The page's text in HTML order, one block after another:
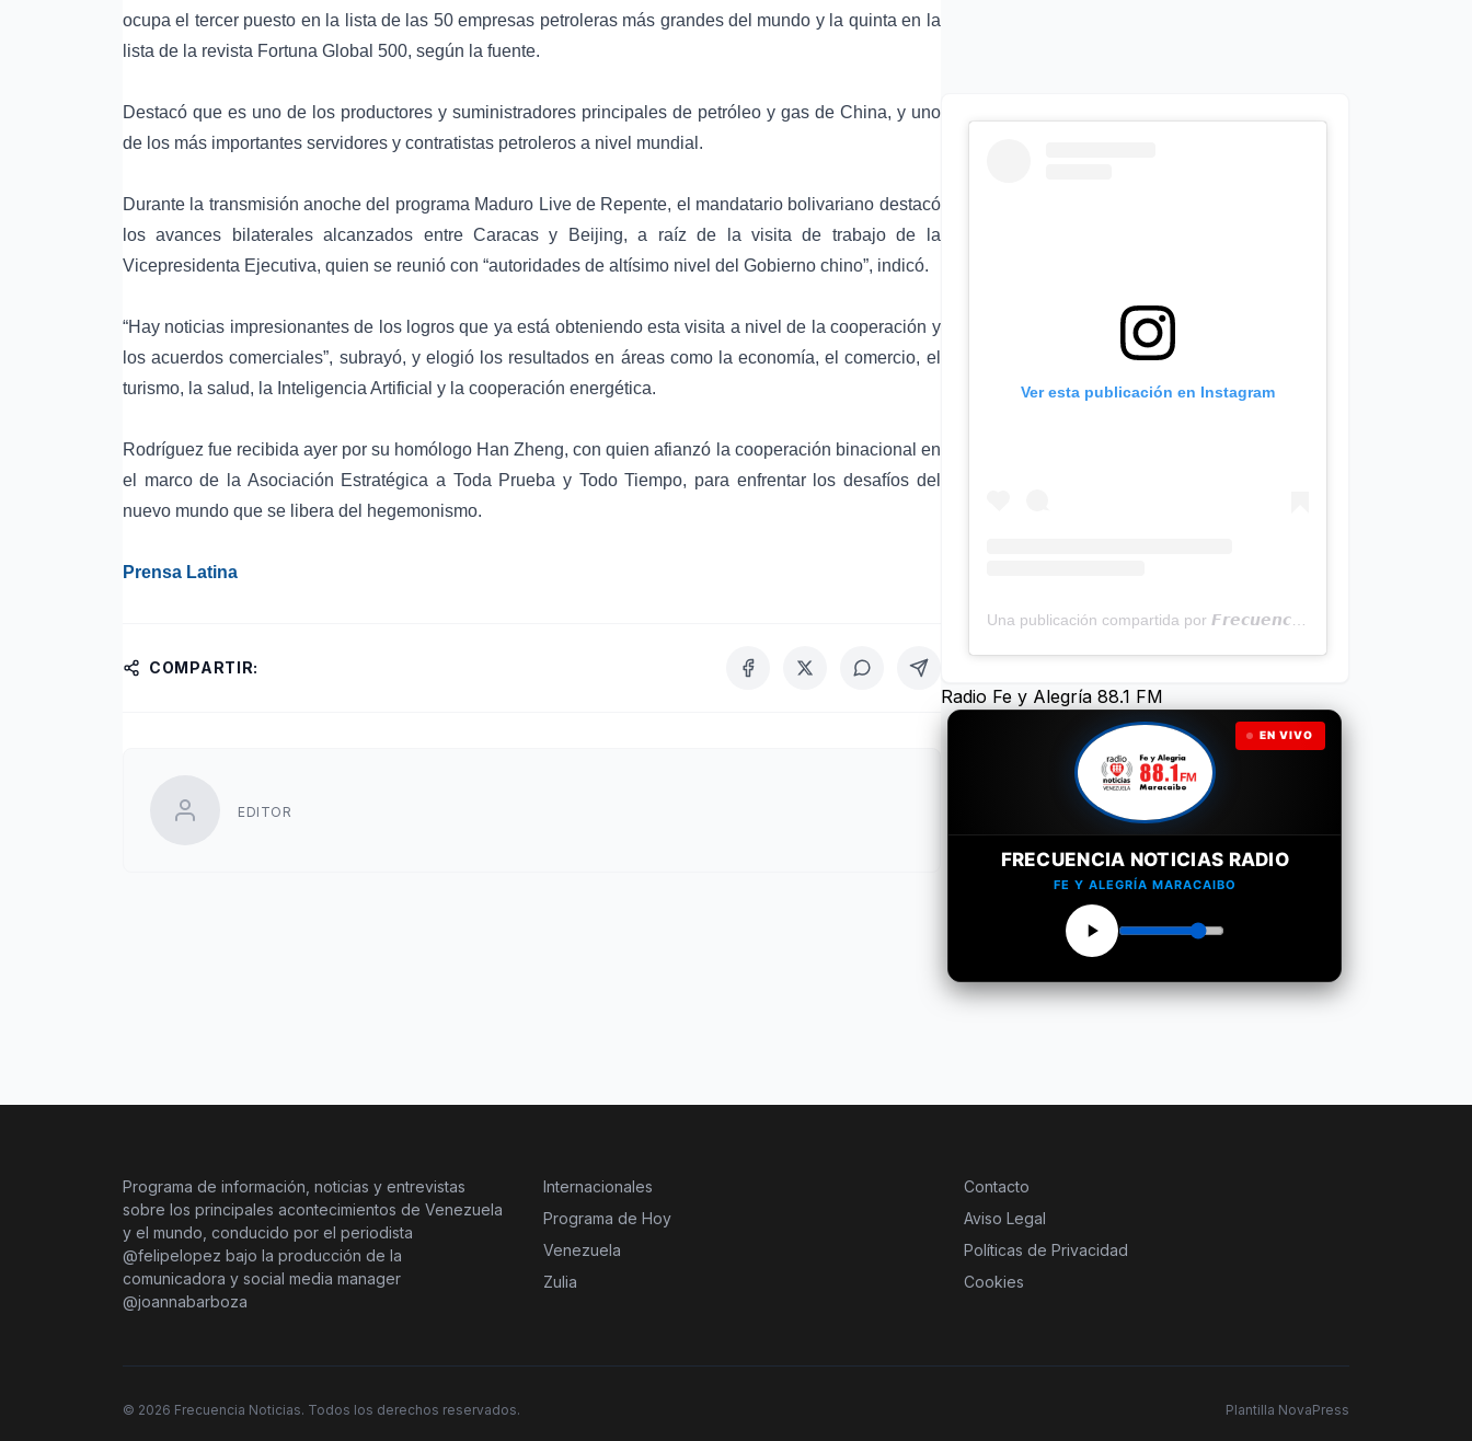
ocupa el tercer puesto en la lista de las 50 empresas petroleras más grandes del mundo y la quinta en la
lista de la revista Fortuna Global 500, según la fuente.
Destacó que es uno de los productores y suministradores principales de petróleo y gas de China, y uno
de los más importantes servidores y contratistas petroleros a nivel mundial.
Durante la transmisión anoche del programa Maduro Live de Repente, el mandatario bolivariano destacó
los avances bilaterales alcanzados entre Caracas y Beijing, a raíz de la visita de trabajo de la
Vicepresidenta Ejecutiva, quien se reunió con “autoridades de altísimo nivel del Gobierno chino”, indicó.
“Hay noticias impresionantes de los logros que ya está obteniendo esta visita a nivel de la cooperación y
los acuerdos comerciales”, subrayó, y elogió los resultados en áreas como la economía, el comercio, el
turismo, la salud, la Inteligencia Artificial y la cooperación energética.
Rodríguez fue recibida ayer por su homólogo Han Zheng, con quien afianzó la cooperación binacional en
el marco de la Asociación Estratégica a Toda Prueba y Todo Tiempo, para enfrentar los desafíos del
nuevo mundo que se libera del hegemonismo.
Prensa Latina
COMPARTIR:
EDITOR
Ver esta publicación en Instagram
Una publicación compartida por 𝙁𝙧𝙚𝙘𝙪𝙚𝙣𝙘𝙞𝙖 𝙉𝙤𝙩𝙞𝙘𝙞𝙖𝙨 | Programa Radial (@frecuencianoticias)
Radio Fe y Alegría 88.1 FM
EN VIVO
FRECUENCIA NOTICIAS RADIO
FE Y ALEGRÍA MARACAIBO
Programa de información, noticias y entrevistas
sobre los principales acontecimientos de Venezuela
y el mundo, conducido por el periodista
@felipelopez bajo la producción de la
comunicadora y social media manager
@joannabarboza
Internacionales
Programa de Hoy
Venezuela
Zulia
Contacto
Aviso Legal
Políticas de Privacidad
Cookies
© 2026 Frecuencia Noticias. Todos los derechos reservados. Plantilla NovaPress